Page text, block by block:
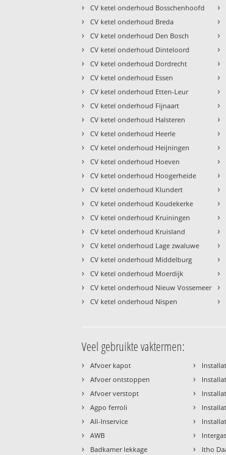
› CV ketel onderhoud Bosschenhoofd
› CV ketel onderhoud Breda
› CV ketel onderhoud Den Bosch
› CV ketel onderhoud Dinteloord
› CV ketel onderhoud Dordrecht
› CV ketel onderhoud Essen
› CV ketel onderhoud Etten-Leur
› CV ketel onderhoud Fijnaart
› CV ketel onderhoud Halsteren
› CV ketel onderhoud Heerle
› CV ketel onderhoud Heijningen
› CV ketel onderhoud Hoeven
› CV ketel onderhoud Hoogerheide
› CV ketel onderhoud Klundert
› CV ketel onderhoud Koudekerke
› CV ketel onderhoud Kruiningen
› CV ketel onderhoud Kruisland
› CV ketel onderhoud Lage zwaluwe
› CV ketel onderhoud Middelburg
› CV ketel onderhoud Moerdijk
› CV ketel onderhoud Nieuw Vossemeer
› CV ketel onderhoud Nispen
›
›
›
›
›
›
›
›
›
›
›
›
›
›
›
›
›
›
›
›
›
›
Veel gebruikte vaktermen:
› Afvoer kapot
› Afvoer ontstoppen
› Afvoer verstopt
› Agpo ferroli
› All-Inservice
› AWB
› Badkamer lekkage
›
›
›
›
›
› Intergas
› Itho